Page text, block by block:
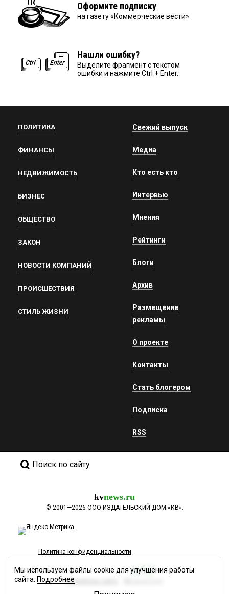
Оформите подписку
на газету «Коммерческие вести»
Нашли ошибку?
Выделите фрагмент с текстом
ошибки и нажмите Ctrl + Enter.
ПОЛИТИКА
ФИНАНСЫ
НЕДВИЖИМОСТЬ
БИЗНЕС
ОБЩЕСТВО
ЗАКОН
НОВОСТИ КОМПАНИЙ
ПРОИСШЕСТВИЯ
СТИЛЬ ЖИЗНИ
Свежий выпуск
Медиа
Кто есть кто
Интервью
Мнения
Рейтинги
Блоги
Архив
Размещение
рекламы
О проекте
Контакты
Стать блогером
Подписка
RSS
Поиск по сайту
kvnews.ru
© 2001—2026 ООО ИЗДАТЕЛЬСКИЙ ДОМ «КВ».
Политика конфиденциальности
Разработка сайта
Мы используем файлы cookie для улучшения работы
сайта. Подробнее